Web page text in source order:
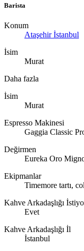
Barista
Konum
Ataşehir İstanbul
İsim
Murat
Daha fazla
İsim
Murat
Espresso Makinesi
Gaggia Classic
Değirmen
Eureka Oro
Ekipmanlar
Timemore tartı,
Kahve Arkadaşlığı
Evet
Kahve Arkadaşlığı İl
İstanbul